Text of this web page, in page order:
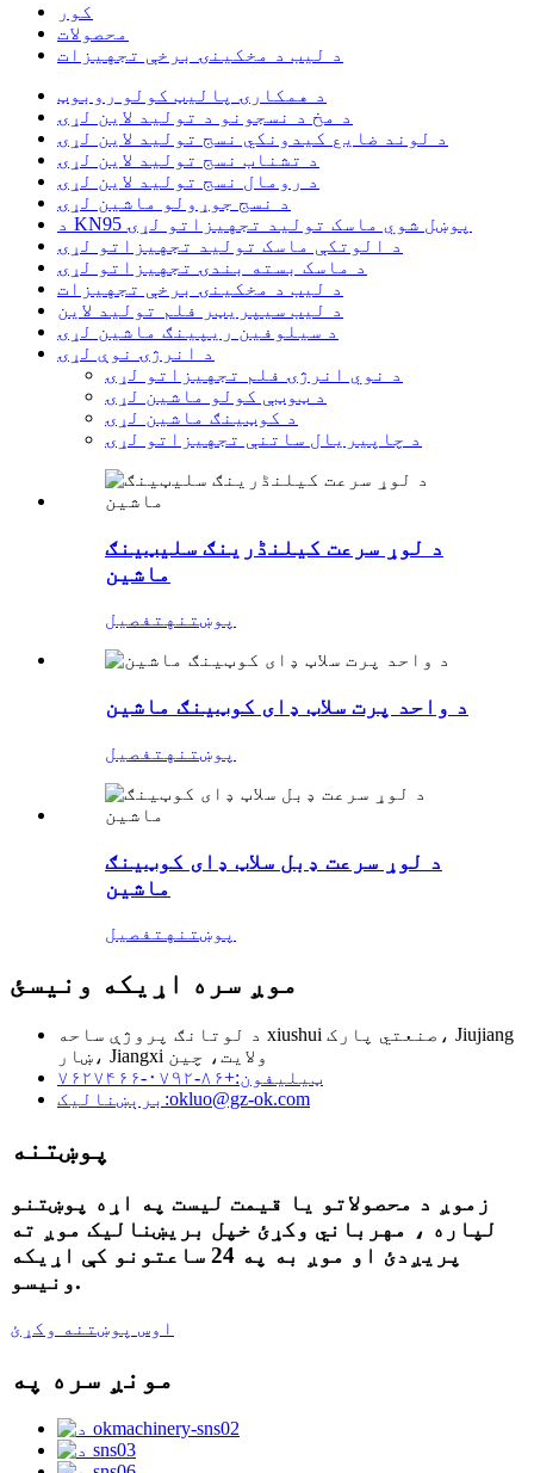
کور
محصولات
د لیب د مخکینۍ برخې تجهیزات
د همکارۍ پالیټ کولو روبوټ
د مخ د نسجونو د تولید لاین لړۍ
د لوند ضایع کیدونکي نسج تولید لاین لړۍ
د تشناب نسج تولید لاین لړۍ
د رومال نسج تولید لاین لړۍ
د نسج جوړولو ماشین لړۍ
د KN95 پوښل شوي ماسک تولید تجهیزاتو لړۍ
د الوتکې ماسک تولید تجهیزاتو لړۍ
د ماسک بسته بندۍ تجهیزاتو لړۍ
د لیب د مخکینۍ برخې تجهیزات
د لیب سیپریټر فلم تولید لاین
د سیلوفین ریپینګ ماشین لړۍ
د انرژۍ نوې لړۍ
د نوي انرژۍ فلم تجهیزاتو لړۍ
د ټوټې کولو ماشین لړۍ
د کوټینګ ماشین لړۍ
د چاپیریال ساتنې تجهیزاتو لړۍ
د لوړ سرعت کیلنڈرینګ سلیټینګ
ماشین
پوښتنهتفصیل
د واحد پرت سلاټ ډای کوټینګ ماشین
پوښتنه تفصیل
د لوړ سرعت ډبل سلاټ ډای کوټینګ
ماشین
پوښتنه تفصیل
موږ سره اړیکه ونیسئ
د لوتانګ پروژې ساحه xiushui صنعتي پارک، Jiujiang
ښار، Jiangxi ولایت، چین
ټیلیفون:+۸۶-۰۷۹۲-۷۶۲۷۴۶۶
برېښنالیک:okluo@gz-ok.com
پوښتنه
زموږ د محصولاتو یا قیمت لیست په اړه پوښتنو
لپاره ، مهرباني وکړئ خپل بریښنالیک موږ ته
پریږدئ او موږ به په 24 ساعتونو کې اړیکه
ونیسو.
اوس پوښتنه وکړئ
مونږ سره په